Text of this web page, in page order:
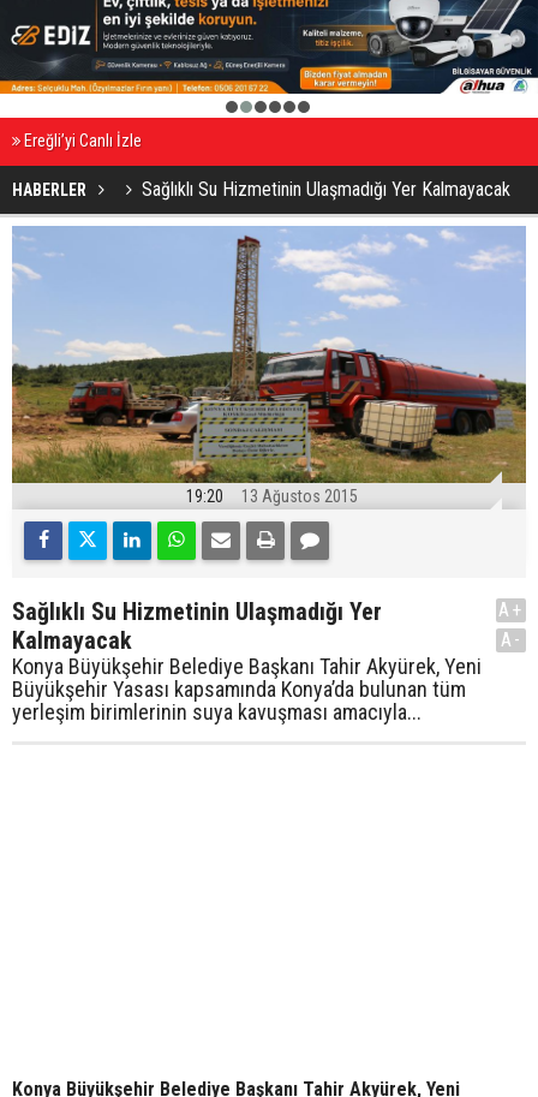
2 3 4 5 6
Ereğli’yi Canlı İzle
HABERLER Sağlıklı Su Hizmetinin Ulaşmadığı Yer Kalmayacak
19:20 13 Ağustos 2015
Sağlıklı Su Hizmetinin Ulaşmadığı Yer
Kalmayacak
Konya Büyükşehir Belediye Başkanı Tahir Akyürek, Yeni
Büyükşehir Yasası kapsamında Konya’da bulunan tüm
yerleşim birimlerinin suya kavuşması amacıyla...
A+
A-
Konya Büyükşehir Belediye Başkanı Tahir Akyürek, Yeni